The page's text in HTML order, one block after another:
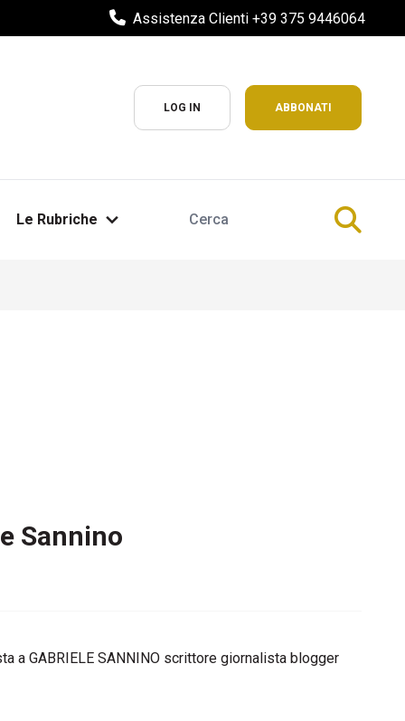
Assistenza Clienti +39 375 9446064
LOG IN ABBONATI
Le Rubriche
Sannino
a GABRIELE SANNINO scrittore giornalista blogger